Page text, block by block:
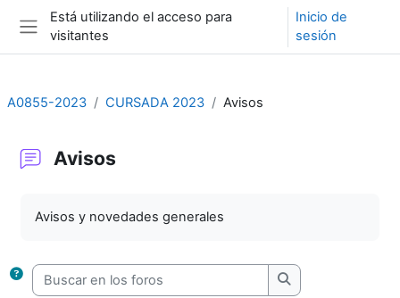
Salta al contenido principal
Panel lateral
Está utilizando el acceso para
visitantes
Inicio de
sesión
A0855-2023 CURSADA 2023 Avisos
Avisos
Avisos y novedades generales
Buscar en los foros